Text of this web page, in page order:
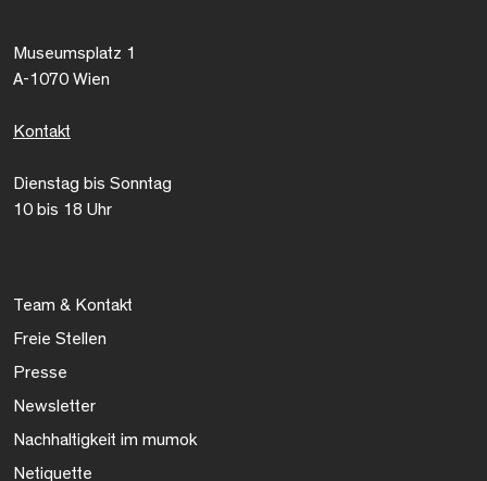
Museumsplatz 1
A-1070 Wien
Kontakt
Dienstag bis Sonntag
10 bis 18 Uhr
Team & Kontakt
Freie Stellen
Presse
Newsletter
Nachhaltigkeit im mumok
Netiquette